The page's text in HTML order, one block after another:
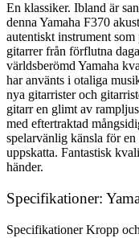
En klassiker. Ibland är
denna Yamaha F370
autentiskt instrument
gitarrer från förflutna
världsberömd Yamaha
har använts i otaliga
nya gitarrister och
gitarr en glimt av
med eftertraktad
spelarvänlig känsla för
uppskatta. Fantastisk
händer.
Specifikationer:
Specifikationer Kropp